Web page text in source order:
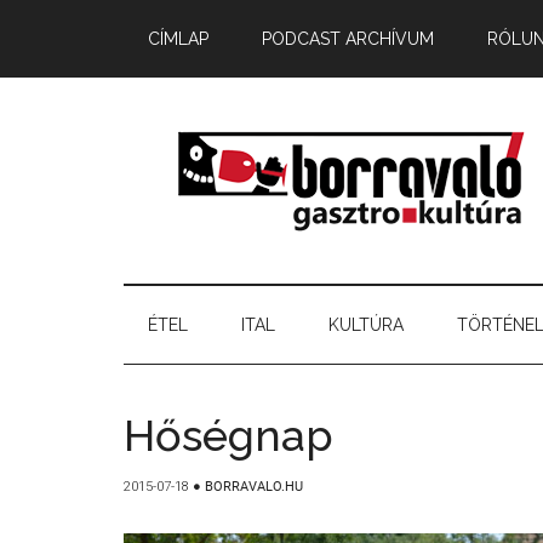
CÍMLAP PODCAST ARCHÍVUM
ÉTEL ITAL KULTÚRA
Hőségnap
2015-07-18 ● BORRAVALO.HU